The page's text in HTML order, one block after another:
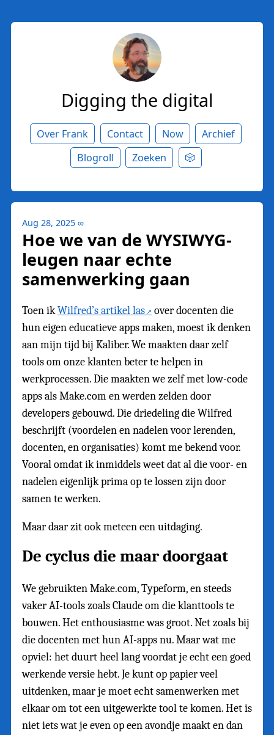
Digging the digital
Over Frank Contact Now
Archief
Blogroll
Zoeken 🎲
Aug 28, 2025 ∞
Hoe we van de WYSIWYG-
leugen naar echte
samenwerking gaan
Toen ikWilfred’s artikel las
over docenten die
hun eigen educatieve apps maken, moest ik denken
aan mijn tijd bij Kaliber. We maakten daar zelf
tools om onze klanten beter te helpen in
werkprocessen. Die maakten we zelf met low-code
apps als Make.com en werden zelden door
developers gebouwd. Die driedeling die Wilfred
beschrijft (voordelen en nadelen voor lerenden,
docenten, en organisaties) komt me bekend voor.
Vooral omdat ik inmiddels weet dat al die voor- en
nadelen eigenlijk prima op te lossen zijn door
samen te werken.
Maar daar zit ook meteen een uitdaging.
De cyclus die maar doorgaat
We gebruikten Make.com, Typeform, en steeds
vaker AI-tools zoals Claude om die klanttools te
bouwen. Het enthousiasme was groot. Net zoals bij
die docenten met hun AI-apps nu. Maar wat me
opviel: het duurt heel lang voordat je echt een goed
werkende versie hebt. Je kunt op papier veel
uitdenken, maar je moet echt samenwerken met
elkaar om tot een uitgewerkte tool te komen. Het is
niet iets wat je even op een avondje maakt en dan